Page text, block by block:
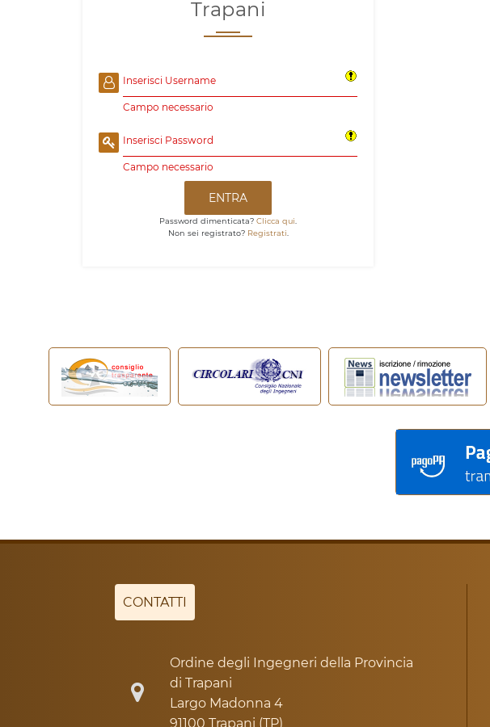
Trapani
Inserisci Username
Campo necessario
Inserisci Password
Campo necessario
ENTRA
Password dimenticata? Clicca qui
Non sei registrato? Registrati
CONTATTI
Ordine degli Ingegneri della Provincia
di Trapani
Largo Madonna 4
91100 Trapani (TP)